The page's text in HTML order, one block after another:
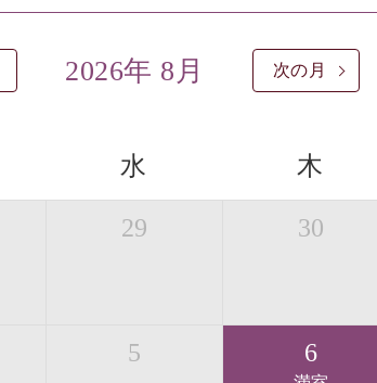
2026年 8月 次の月
水 木
29 30
5 6